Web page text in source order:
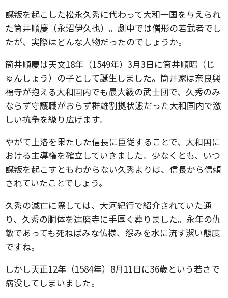
謀叛を起こした松永久秀に代わって大和一国を与えられ
た筒井順慶（永沼伊久也）。劇中では僧形の若武者でし
たが、実際はどんな人物だったのでしょうか。
筒井順慶は天文18年（1549年）3月3日に筒井順昭（じ
ゅんしょう）の子として誕生しました。筒井家は奈良興
福寺が抱える大和国内でも最大級の武士団で、久秀のみ
ならず守護職がおらず群雄割拠状態だった大和国内で激
しい抗争を繰り広げます。
やがて上洛を果たした信長に臣従することで、大和国に
おける主導権を確立していきました。少なくとも、いつ
謀叛を起こすともわからない久秀よりは、信長から信頼
されていたことでしょう。
久秀の滅亡に際しては、大河紀行で紹介されていた通
り、久秀の胴体を達磨寺に手厚く葬りました。永年の仇
敵であっても死ねばみな仏様、怨みを水に流す潔い態度
ですね。
しかし天正12年（1584年）8月11日に36歳という若さで
病没してしまいました。